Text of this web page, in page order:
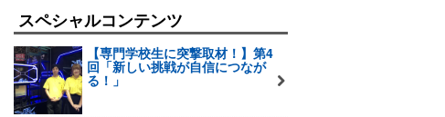
スペシャルコンテンツ
【専門学校生に突撃取材！】第4
回「新しい挑戦が自信につなが
る！」